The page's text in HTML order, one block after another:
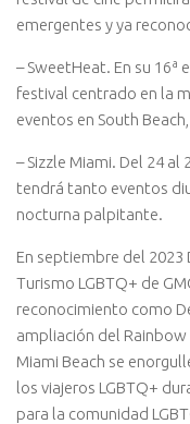
emergentes y ya
– SweetHeat. En su 16ª
festival centrado en la
eventos en South
– Sizzle Miami. Del 24
tendrá tanto eventos
nocturna palpitante.
En septiembre del 2023
Turismo LGBTQ+ de
reconocimiento como
ampliación del Rainbow
Miami Beach se
los viajeros LGBTQ+
para la comunidad